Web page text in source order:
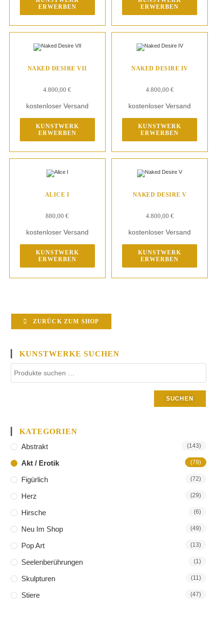
ERWERBEN
ERWERBEN
NAKED DESIRE VII
4.800,00€
kostenloser Versand
KUNSTWERK
ERWERBEN
NAKED DESIRE IV
4.800,00 €
kostenloser Versand
KUNSTWERK
ERWERBEN
ALICE I
880,00€
kostenloser Versand
KUNSTWERK
ERWERBEN
NAKED DESIRE V
4.800,00 €
kostenloser Versand
KUNSTWERK
ERWERBEN
ZURÜCK ZUM SHOP
KUNSTWERKE SUCHEN
SUCHEN
KATEGORIEN
Abstrakt
(143)
Akt / Erotik (79)
Figürlich (72)
Herz (29)
Hirsche (6)
Neu Im Shop (49)
Pop Art (13)
Seelenberührungen (1)
Skulpturen (11)
Stiere (47)